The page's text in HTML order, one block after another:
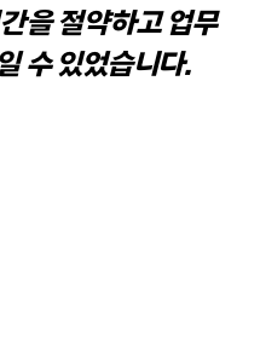
을 절약하고 업무
수 있었습니다.